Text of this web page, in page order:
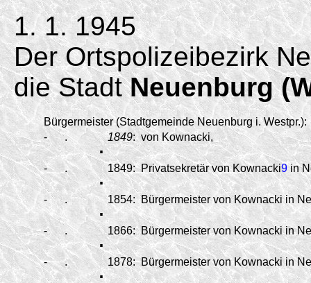
1. 1. 1945
Der Ortspolizeibezirk
die StadtNeuenburg
Bürgermeister (Stadtgemeinde Neuenburg i. Westpr.):
-
. . 1849: von Kownacki,
- . . 1849: Privatsekretär von Kownacki9in
- . . 1854: Bürgermeister von Kownacki in
- . . 1866: Bürgermeister von Kownacki in
- . . 1878: Bürgermeister von Kownacki in